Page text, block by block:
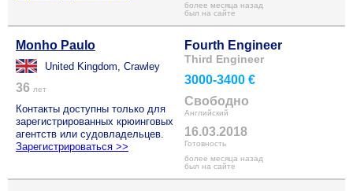
более месяца назад
был на сайте
Monho Paulo
United Kingdom, Crawley
36 лет
Контакты доступны только для
зарегистрированных крюинговых
агентств или судовладельцев.
Зарегистрироваться >>
Fourth Engineer
Third Engineer
3000-3400 €
Свободно
Английский
16.03.2018
Готовность
более месяца назад
был на сайте